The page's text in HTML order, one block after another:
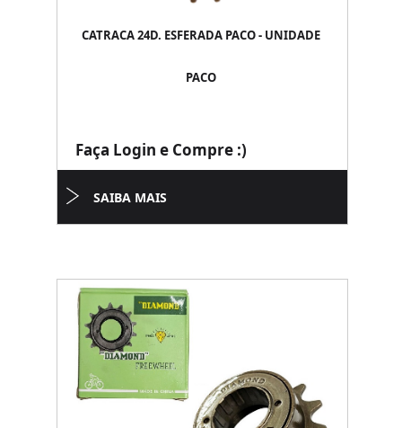
CATRACA 24D. ESFERADA PACO - UNIDADE
PACO
Faça Login e Compre :)
SAIBA MAIS